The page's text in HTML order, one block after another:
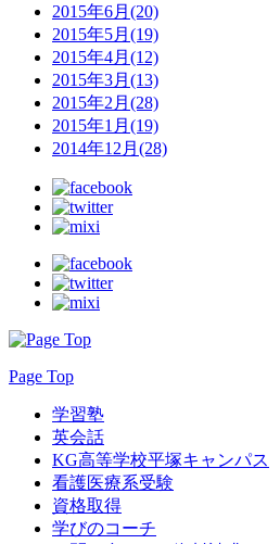
2015年6月(20)
2015年5月(19)
2015年4月(12)
2015年3月(13)
2015年2月(28)
2015年1月(19)
2014年12月(28)
Page Top
学習塾
英会話
KG高等学校平塚キャンパス
看護医療系受験
資格取得
学びのコーチ